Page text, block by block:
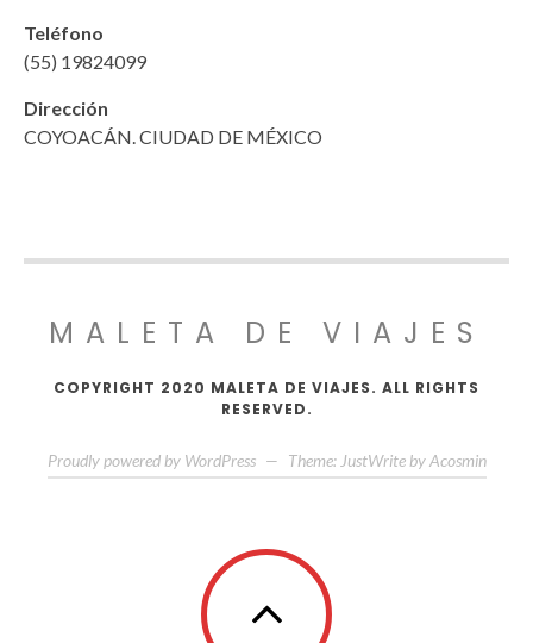
Teléfono
(55) 19824099
Dirección
COYOACÁN. CIUDAD DE MÉXICO
MALETA DE VIAJES
COPYRIGHT 2020 MALETA DE VIAJES. ALL RIGHTS
RESERVED.
Proudly powered by WordPress — Theme: JustWrite by Acosmin